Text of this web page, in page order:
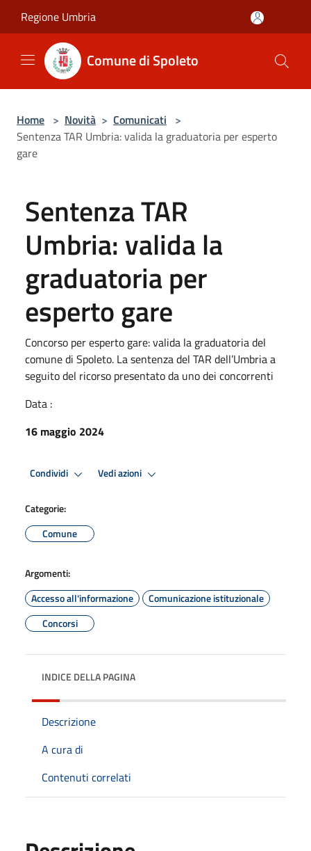
Regione Umbria
Comune di Spoleto
Home > Novità > Comunicati >
Sentenza TAR Umbria: valida la graduatoria per esperto
gare
Sentenza TAR
Umbria: valida la
graduatoria per
esperto gare
Concorso per esperto gare: valida la graduatoria del
comune di Spoleto. La sentenza del TAR dell’Umbria a
seguito del ricorso presentato da uno dei concorrenti
Data :
16 maggio 2024
Condividi Vedi azioni
Categorie:
Comune
Argomenti:
Accesso all'informazione
Comunicazione istituzionale
Concorsi
INDICE DELLA PAGINA
Descrizione
A cura di
Contenuti correlati